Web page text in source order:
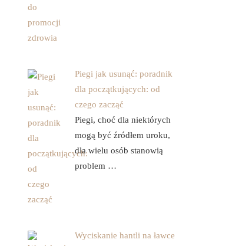
Piegi jak usunąć: poradnik
dla początkujących: od
czego zacząć
Piegi, choć dla niektórych
mogą być źródłem uroku,
dla wielu osób stanowią
problem …
Wyciskanie hantli na ławce